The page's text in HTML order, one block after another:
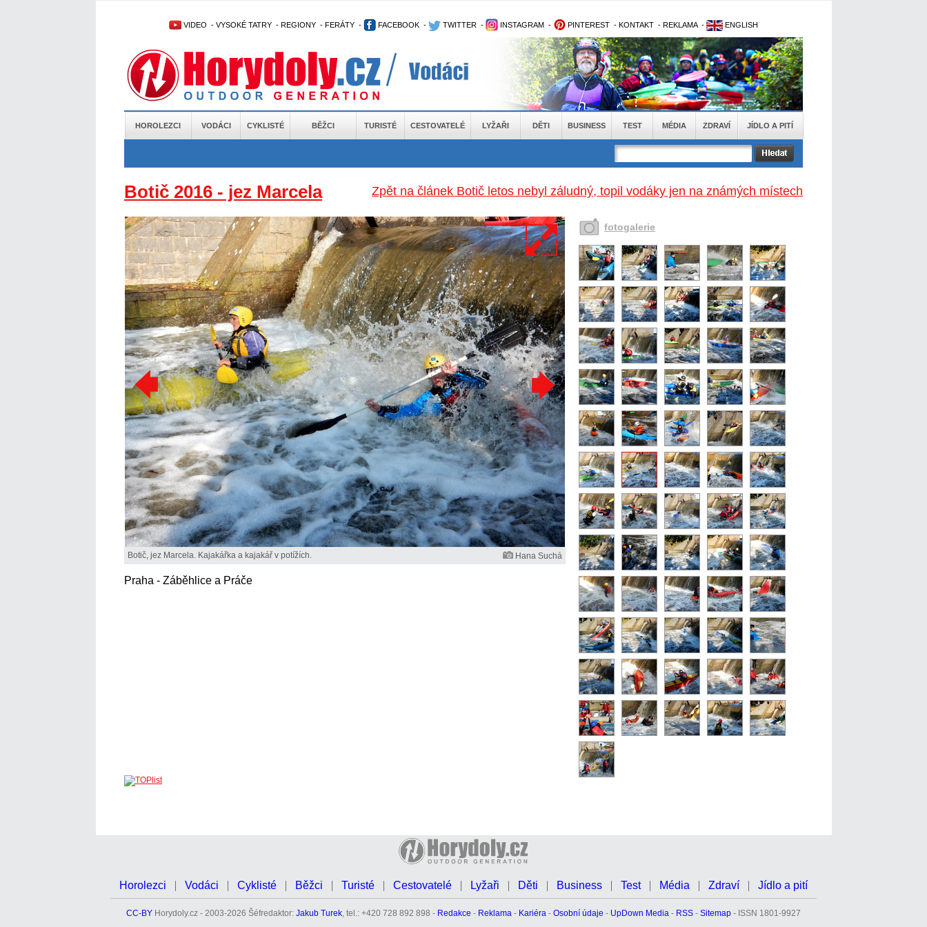
VIDEO - VYSOKÉ TATRY - REGIONY - FERÁTY - FACEBOOK - TWITTER - INSTAGRAM - PINTEREST - KONTAKT - REKLAMA - ENGLISH
HOROLEZCI VODÁCI CYKLISTÉ BĚŽCI TURISTÉ CESTOVATELÉ LYŽAŘI DĚTI BUSINESS TEST MÉDIA ZDRAVÍ JÍDLO A PITÍ
Zpět na článek Botič letos nebyl záludný, topil vodáky jen na známých místech
Botič 2016 - jez Marcela
Botič, jez Marcela. Kajakářka a kajakář v potížích. Hana Suchá
Praha - Záběhlice a Práče
fotogalerie
Horolezci Vodáci Cyklisté Běžci Turisté Cestovatelé Lyžaři Děti Business Test Média Zdraví Jídlo a pití
CC-BY Horydoly.cz - 2003-2026 Šéfredaktor: Jakub Turek, tel.: +420 728 892 898 - Redakce - Reklama - Kariéra - Osobní údaje - UpDown Media - RSS - Sitemap - ISSN 1801-9927